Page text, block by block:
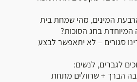
המינים, מהי שמחת בית
בחג הסוכות?
סגורים – לא יתאפשר לבצע
לגברים, לנשים:
הברך + שרוולים מתחת